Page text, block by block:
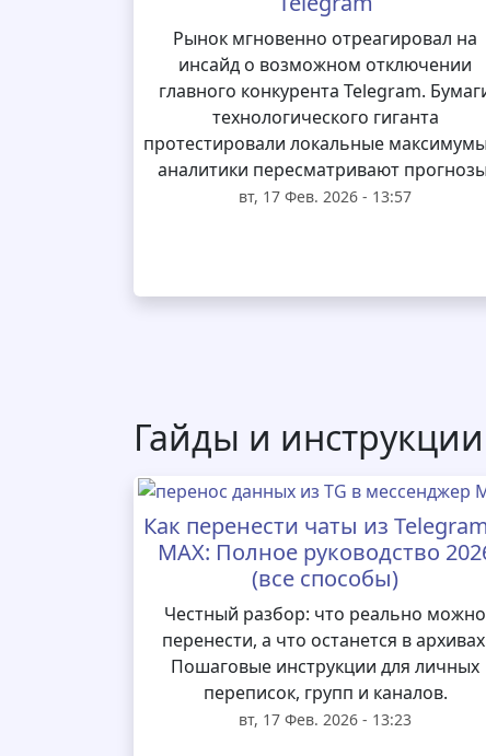
Рынок мгновенно отреагировал на
инсайд о возможном отключении
главного конкурента Telegram.
технологического гиганта
протестировали локальные
аналитики пересматривают
вт, 17 Фев. 2026 - 13:57
Гайды и инструкции
Как перенести чаты из
MAX: Полное руководство
(все способы)
Честный разбор: что реально можно
перенести, а что останется в
Пошаговые инструкции для личных
переписок, групп и каналов.
вт, 17 Фев. 2026 - 13:23